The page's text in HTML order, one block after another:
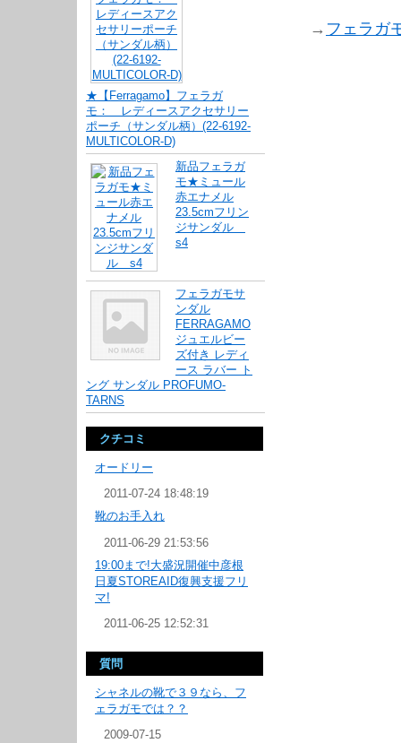
→ フェラガ
★【Ferragamo】フェラガ
モ： レディースアクセサリー
ポーチ（サンダル柄）(22-6192-
MULTICOLOR-D)
新品フェラガ
モ★ミュール
赤エナメル
23.5cmフリン
ジサンダル
s4
フェラガモサ
ンダル
FERRAGAMO
ジュエルビー
ズ付き レディ
ース ラバー ト
ング サンダル PROFUMO-
TARNS
クチコミ
オードリー
2011-07-24 18:48:19
靴のお手入れ
2011-06-29 21:53:56
19:00まで!大盛況開催中彦根
日夏STOREAID復興支援フリ
マ!
2011-06-25 12:52:31
質問
シャネルの靴で３９なら、フ
ェラガモでは？？
2009-07-15